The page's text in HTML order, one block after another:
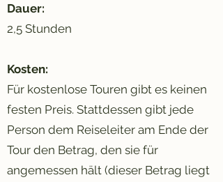
Dauer:
2,5 Stunden
Kosten:
Für kostenlose Touren gibt es keinen
festen Preis. Stattdessen gibt jede
Person dem Reiseleiter am Ende der
Tour den Betrag, den sie für
angemessen hält (dieser Betrag liegt